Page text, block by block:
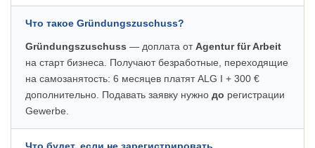
Что такое Gründungszuschuss?
Gründungszuschuss — доплата отAgentur für Arbeit
на старт бизнеса. Получают безработные, переходящие
на самозанятость: 6 месяцев платят ALG I + 300 €
дополнительно. Подавать заявку нужно до регистрации
Gewerbe.
Что будет, если не зарегистрировать